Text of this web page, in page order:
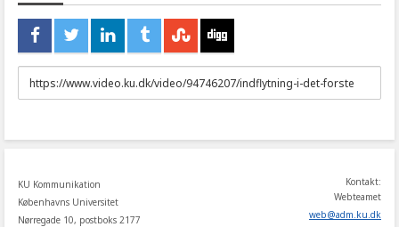
URL
to
KU Kommunikation
Københavns Universitet
Nørregade 10, postboks 2177
Kontakt:
Webteamet
web@adm.ku.dk